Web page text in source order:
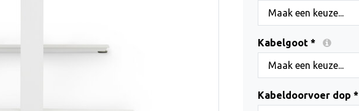
Maak een keuze...
Kabelgoot *
Maak een keuze...
Kabeldoorvoer dop *